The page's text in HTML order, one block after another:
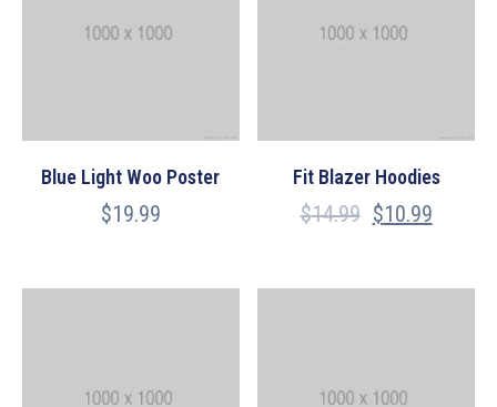
Blue Light Woo Poster
$19.99
Fit Blazer Hoodies
$14.99 $10.99